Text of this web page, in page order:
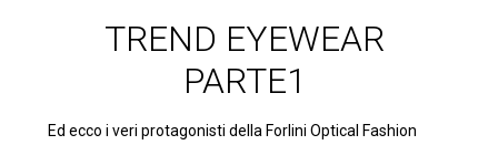
TREND EYEWEAR
PARTE1
Ed ecco i veri protagonisti della Forlini Optical Fashion